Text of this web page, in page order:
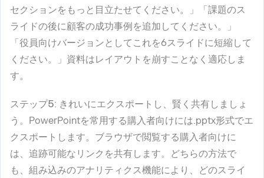
セクションをもっと目立たせてください。」「課題のス
ライドの後に顧客の成功事例を追加してください。」
「役員向けバージョンとしてこれを6スライドに短縮して
ください。」資料はレイアウトを崩すことなく適応しま
す。
ステップ5: きれいにエクスポートし、賢く共有しましょ
う。PowerPointを常用する購入者向けには.pptx形式でエ
クスポートします。ブラウザで閲覧する購入者向けに
は、追跡可能なリンクを共有します。どちらの方法で
も、組み込みのアナリティクス機能により、どのスライ